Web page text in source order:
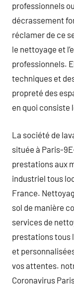
professionnels
décrassement
réclamer de ce
le nettoyage et
professionnels.
techniques et
propreté des
en quoi consiste
La société de
située à Paris-
prestations aux
industriel tous
France.
sol de manière
services de
prestations tous
et
vos attentes.
Coronavirus